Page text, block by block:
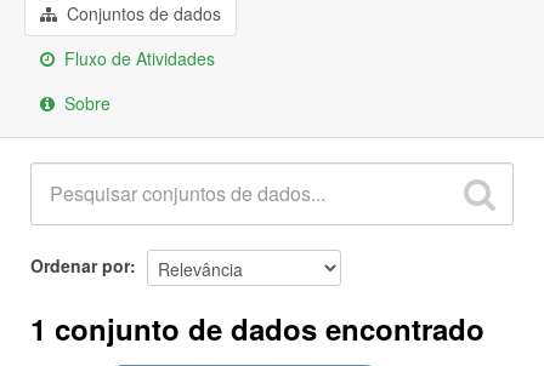
SobreConjuntos de dados
Fluxo de Atividades
Sobre
Ordenar por
1 conjunto de dados encontrado